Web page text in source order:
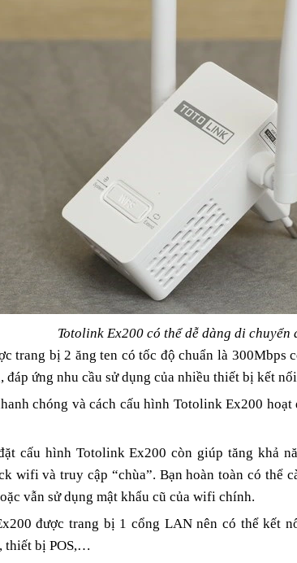
Totolink Ex200 có thể dễ dàng di chuyển
trang bị 2 ăng ten có tốc độ chuẩn là 300Mbps
đáp ứng nhu cầu sử dụng của nhiều thiết bị kết
chóng và cách cấu hình Totolink Ex200
cấu hình Totolink Ex200 còn giúp tăng khả
wifi và truy cập “chùa”. Bạn hoàn toàn có thể
vẫn sử dụng mật khẩu cũ của wifi chính.
được trang bị 1 cổng LAN nên có thể kết
thiết bị POS,…